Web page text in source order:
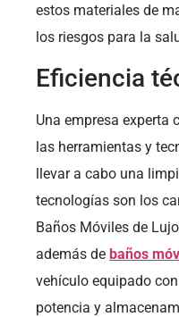
estos materiales de
los riesgos para la
Eficiencia
Una empresa experta
las herramientas y
llevar a cabo una
tecnologías son los
Baños Móviles de
además de baños
vehículo equipado
potencia y